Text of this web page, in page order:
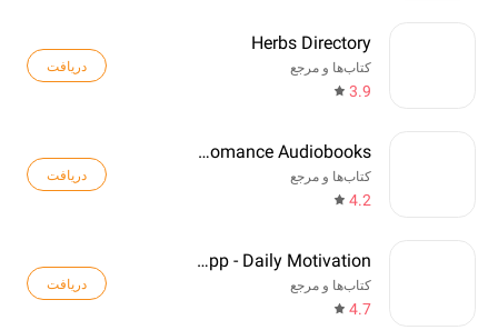
Herbs Directory
کتاب‌ها و مرجع
3.9
دریافت
Freewave: Romance Audiobooks
کتاب‌ها و مرجع
4.2
دریافت
Quotes App - Daily Motivation
کتاب‌ها و مرجع
4.7
دریافت